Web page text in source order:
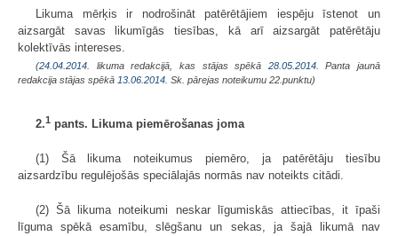
Likuma mērķis ir nodrošināt patērētājiem iespēju īstenot un
aizsargāt savas likumīgās tiesības, kā arī aizsargāt patērētāju
kolektīvās intereses.
(24.04.2014 . likuma redakcijā, kas stājas spēkā 28.05.2014.
Panta jaunā
redakcija stājas spēkā 13.06.2014. Sk. pārejas noteikumu 22.punktu)
2.1 pants. Likuma piemērošanas joma
(1) Šā likuma noteikumus piemēro, ja patērētāju tiesību
aizsardzību regulējošās speciālajās normās nav noteikts citādi.
(2) Šā likuma noteikumi neskar līgumiskās attiecības, it īpaši
līguma spēkā esamību, slēgšanu un sekas, ja šajā likumā nav